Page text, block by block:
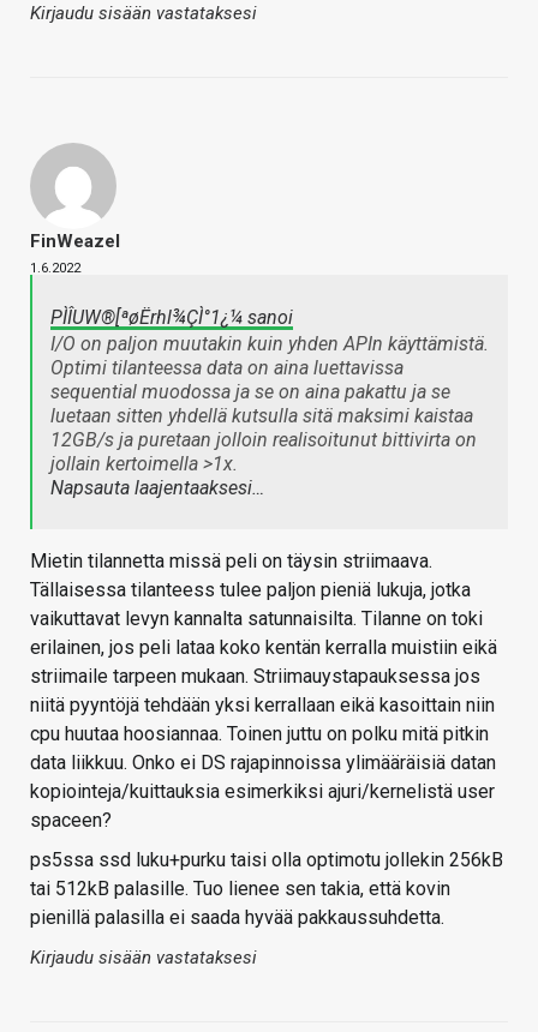
Kirjaudu sisään vastataksesi
FinWeazel
1.6.2022
PÌÎUW®[ªøËrhl¾ÇÌ°1¿¼ sanoi
I/O on paljon muutakin kuin yhden APIn käyttämistä.
Optimi tilanteessa data on aina luettavissa
sequential muodossa ja se on aina pakattu ja se
luetaan sitten yhdellä kutsulla sitä maksimi kaistaa
12GB/s ja puretaan jolloin realisoitunut bittivirta on
jollain kertoimella >1x.
Napsauta laajentaaksesi…
Mietin tilannetta missä peli on täysin striimaava.
Tällaisessa tilanteess tulee paljon pieniä lukuja, jotka
vaikuttavat levyn kannalta satunnaisilta. Tilanne on toki
erilainen, jos peli lataa koko kentän kerralla muistiin eikä
striimaile tarpeen mukaan. Striimauystapauksessa jos
niitä pyyntöjä tehdään yksi kerrallaan eikä kasoittain niin
cpu huutaa hoosiannaa. Toinen juttu on polku mitä pitkin
data liikkuu. Onko ei DS rajapinnoissa ylimääräisiä datan
kopiointeja/kuittauksia esimerkiksi ajuri/kernelistä user
spaceen?
ps5ssa ssd luku+purku taisi olla optimotu jollekin 256kB
tai 512kB palasille. Tuo lienee sen takia, että kovin
pienillä palasilla ei saada hyvää pakkaussuhdetta.
Kirjaudu sisään vastataksesi